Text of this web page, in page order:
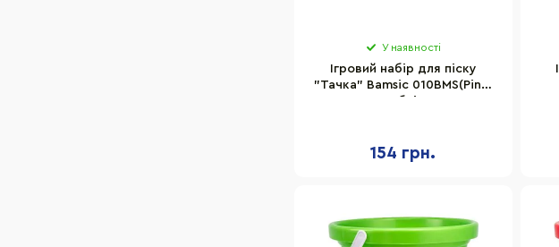
У наявності
Ігровий набір для піску
"Тачка" Bamsic 010BMS(Pink)
154 грн.